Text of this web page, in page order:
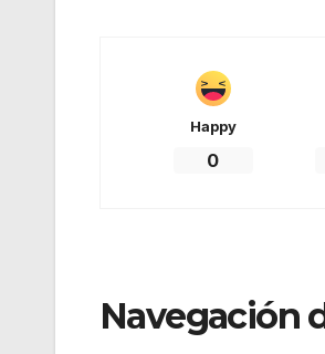
Happy
0
Navegación